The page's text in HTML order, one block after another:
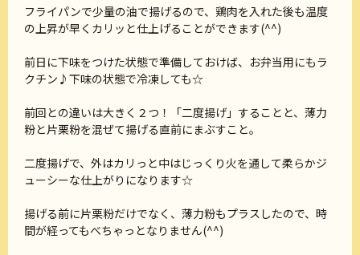
フライパンで少量の油で揚げるので、鶏肉を入れた後も温度
の上昇が早くカリッと仕上げることができます(^^)
前日に下味をつけた状態で準備しておけば、お弁当用にもラ
クチン♪下味の状態で冷凍しても☆
前回との違いは大きく２つ！「二度揚げ」することと、薄力
粉と片栗粉を混ぜて揚げる直前にまぶすこと。
二度揚げで、外はカリっと中はじっくり火を通して柔らかジ
ューシーな仕上がりになります☆
揚げる前に片栗粉だけでなく、薄力粉もプラスしたので、時
間が経ってもべちゃっとなりません(^^)